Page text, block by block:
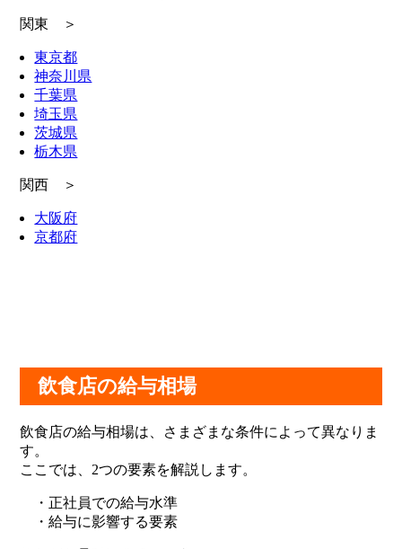
関東 ＞
東京都
神奈川県
千葉県
埼玉県
茨城県
栃木県
関西 ＞
大阪府
京都府
飲食店の給与相場
飲食店の給与相場は、さまざまな条件によって異なりま
す。
ここでは、2つの要素を解説します。
・正社員での給与水準
・給与に影響する要素